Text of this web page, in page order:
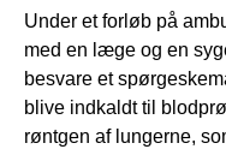
Under et forløb på
med en læge og en
besvare et
blive indkaldt til
røntgen af lungerne,